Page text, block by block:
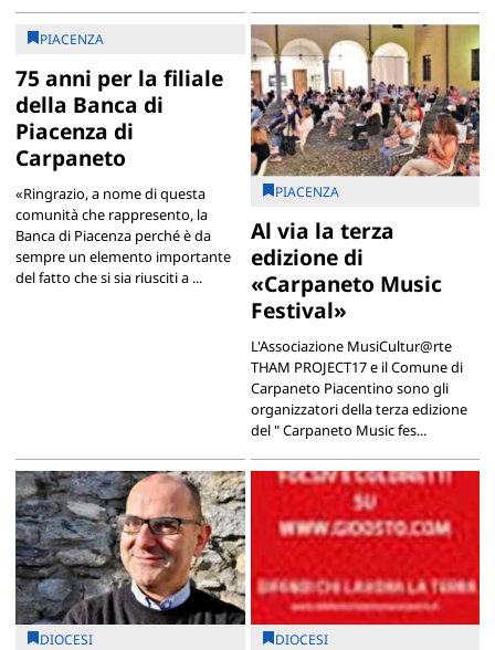
PIACENZA
75 anni per la filiale
della Banca di
Piacenza di
Carpaneto
«Ringrazio, a nome di questa
comunità che rappresento, la
Banca di Piacenza perché è da
sempre un elemento importante
del fatto che si sia riusciti a ...
PIACENZA
Al via la terza
edizione di
«Carpaneto Music
Festival»
L'Associazione MusiCultur@rte
THAM PROJECT17 e il Comune di
Carpaneto Piacentino sono gli
organizzatori della terza edizione
del " Carpaneto Music fes...
DIOCESI DIOCESI